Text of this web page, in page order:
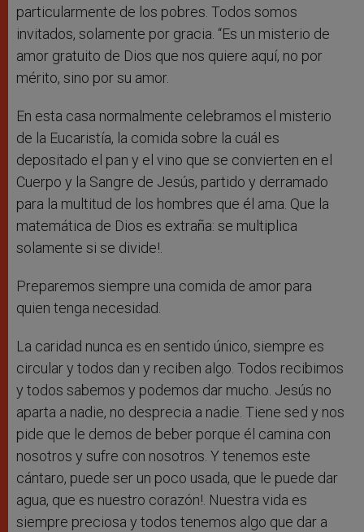
particularmente de los pobres. Todos somos
invitados, solamente por gracia. “Es un misterio de
amor gratuito de Dios que nos quiere aquí, no por
mérito, sino por su amor.
En esta casa normalmente celebramos el misterio
de la Eucaristía, la comida sobre la cuál es
depositado el pan y el vino que se convierten en el
Cuerpo y la Sangre de Jesús, partido y derramado
para la multitud de los hombres que él ama. Que la
matemática de Dios es extraña: se multiplica
solamente si se divide!.
Preparemos siempre una comida de amor para
quien tenga necesidad.
La caridad nunca es en sentido único, siempre es
circular y todos dan y reciben algo. Todos recibimos
y todos sabemos y podemos dar mucho. Jesús no
aparta a nadie, no desprecia a nadie. Tiene sed y nos
pide que le demos de beber porque él camina con
nosotros y sufre con nosotros. Y tenemos este
cántaro, puede ser un poco usada, que le puede dar
agua, que es nuestro corazón!. Nuestra vida es
siempre preciosa y todos tenemos algo que dar a